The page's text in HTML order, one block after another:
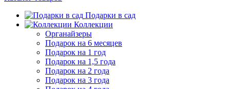
Подарки в сад
Коллекции
Органайзеры
Подарок на 6 месяцев
Подарок на 1 год
Подарок на 1,5 года
Подарок на 2 года
Подарок на 3 года